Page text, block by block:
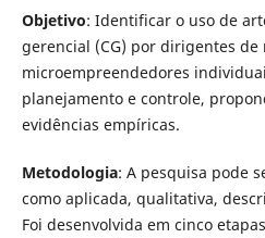
Objetivo: Identificar o uso de
gerencial (CG) por dirigentes de
microempreendedores
planejamento e controle,
evidências empíricas.
Metodologia: A pesquisa pode
como aplicada, qualitativa,
Foi desenvolvida em cinco